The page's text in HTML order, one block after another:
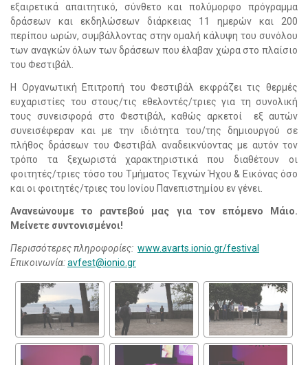
εξαιρετικά απαιτητικό, σύνθετο και πολύμορφο πρόγραμμα
δράσεων και εκδηλώσεων διάρκειας 11 ημερών και 200
περίπου ωρών, συμβάλλοντας στην ομαλή κάλυψη του συνόλου
των αναγκών όλων των δράσεων που έλαβαν χώρα στο πλαίσιο
του Φεστιβάλ.
Η Οργανωτική Επιτροπή του Φεστιβάλ εκφράζει τις θερμές
ευχαριστίες του στους/τις εθελοντές/τριες για τη συνολική
τους συνεισφορά στο Φεστιβάλ, καθώς αρκετοί εξ αυτών
συνεισέφεραν και με την ιδιότητα του/της δημιουργού σε
πλήθος δράσεων του Φεστιβάλ αναδεικνύοντας με αυτόν τον
τρόπο τα ξεχωριστά χαρακτηριστικά που διαθέτουν οι
φοιτητές/τριες τόσο του Τμήματος Τεχνών Ήχου & Εικόνας όσο
και οι φοιτητές/τριες του Ιονίου Πανεπιστημίου εν γένει.
Ανανεώνουμε το ραντεβού μας για τον επόμενο Μάιο.
Μείνετε συντονισμένοι!
Περισσότερες πληροφορίες: www.avarts.ionio.gr/festival
Επικοινωνία:avfest@ionio.gr